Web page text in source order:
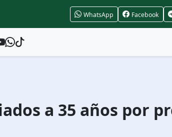
WhatsApp Facebook
a 35 años por